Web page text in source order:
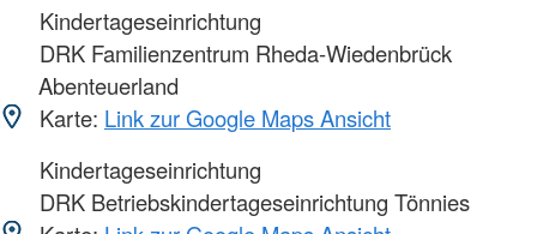
Kindertageseinrichtung
DRK Familienzentrum Rheda-Wiedenbrück
Abenteuerland
Karte: Link zur Google Maps Ansicht
Kindertageseinrichtung
DRK Betriebskindertageseinrichtung Tönnies